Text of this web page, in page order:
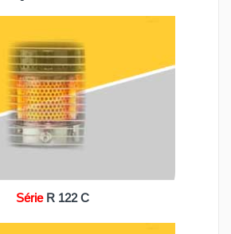
Série R 122 C